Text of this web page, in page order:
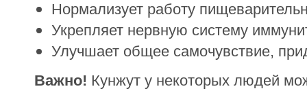
Нормализует работу
Укрепляет нервную систему
Улучшает общее самочувствие,
Важно! Кунжут у некоторых людей